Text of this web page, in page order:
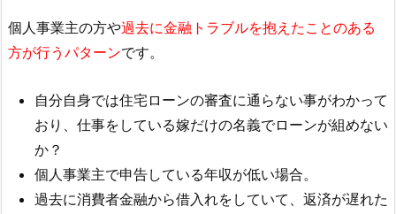
個人事業主の方や過去に金融トラブルを抱えたことのある
方が行うパターンです。
自分自身では住宅ローンの審査に通らない事がわかって
おり、仕事をしている嫁だけの名義でローンが組めない
か？
個人事業主で申告している年収が低い場合。
過去に消費者金融から借入れをしていて、返済が遅れた